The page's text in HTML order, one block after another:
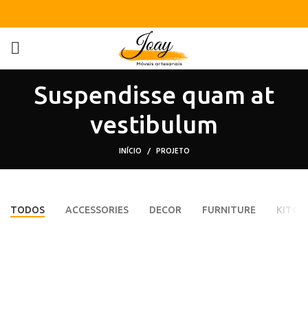
Suspendisse quam at
vestibulum
INÍCIO PROJETO
TODOS ACCESSORIES DECOR FURNITURE